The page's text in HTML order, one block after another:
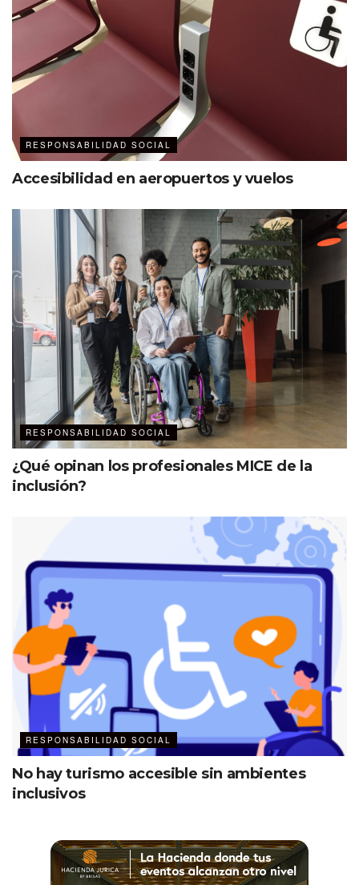
RESPONSABILIDAD SOCIAL
Accesibilidad en aeropuertos y vuelos
RESPONSABILIDAD SOCIAL
¿Qué opinan los profesionales MICE de la
inclusión?
RESPONSABILIDAD SOCIAL
No hay turismo accesible sin ambientes
inclusivos